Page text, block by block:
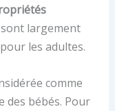
largement
les adultes.
comme
des bébés. Pour